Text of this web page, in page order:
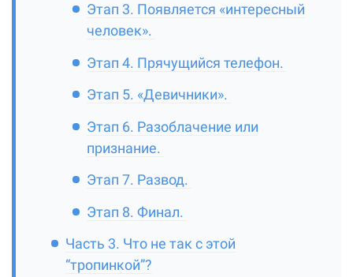
Этап 3. Появляется «интересный
человек».
Этап 4. Прячущийся телефон.
Этап 5. «Девичники».
Этап 6. Разоблачение или
признание.
Этап 7. Развод.
Этап 8. Финал.
Часть 3. Что не так с этой
“тропинкой”?